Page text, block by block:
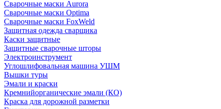
Сварочные маски Aurora
Сварочные маски Optima
Сварочные маски FoxWeld
Защитная одежда сварщика
Каски защитные
Защитные сварочные шторы
Электроинструмент
Углошлифовальная машина УШМ
Вышки туры
Эмали и краски
Кремнийорганические эмали (КО)
Краска для дорожной разметки